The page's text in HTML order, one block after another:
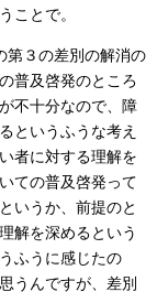
ことで。
３の差別の解消の
普及啓発のところ
不十分なので、障
というふうな考え
者に対する理解を
ての普及啓発って
いうか、前提のと
解を深めるという
ふうに感じたの
うんですが、差別